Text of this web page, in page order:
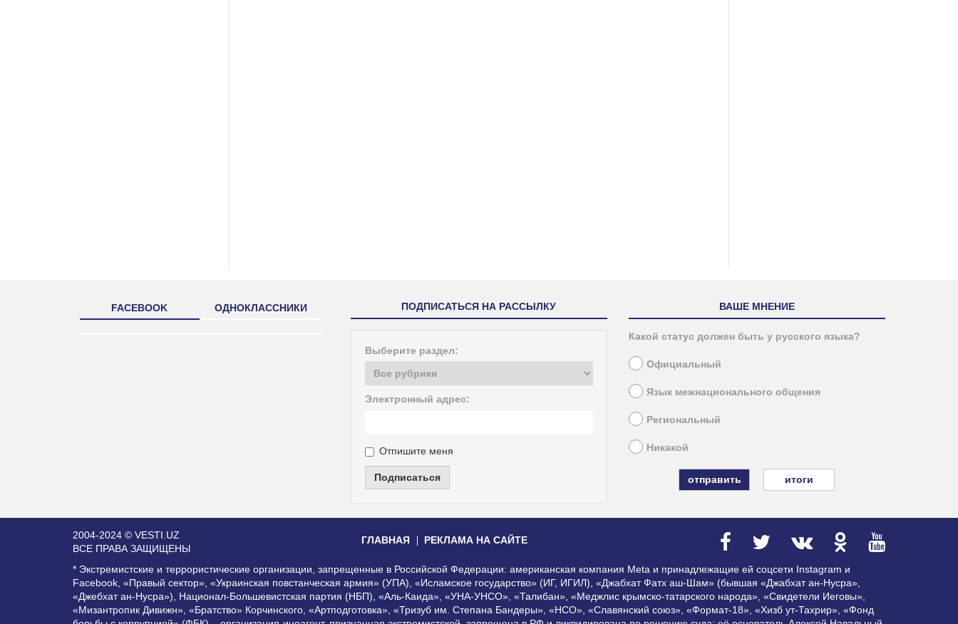
FACEBOOK ОДНОКЛАССНИКИ ПОДПИСАТЬСЯ НА РАССЫЛКУ
Выберите раздел:
Электронный адрес:
Отпишите меня
Подписаться
ВАШЕ МНЕНИЕ
Какой статус должен быть у русского языка?
Официальный
Язык межнационального общения
Региональный
Никакой
итоги
2004-2024 © VESTI.UZ
ВСЕ ПРАВА ЗАЩИЩЕНЫ
ГЛАВНАЯ РЕКЛАМА НА САЙТЕ
* Экстремистские и террористические организации, запрещенные в Российской Федерации: американская компания Meta и принадлежащие ей соцсети Instagram и
Facebook, «Правый сектор», «Украинская повстанческая армия» (УПА), «Исламское государство» (ИГ, ИГИЛ), «Джабхат Фатх аш-Шам» (бывшая «Джабхат ан-Нусра»,
«Джебхат ан-Нусра»), Национал-Большевистская партия (НБП), «Аль-Каида», «УНА-УНСО», «Талибан», «Меджлис крымско-татарского народа», «Свидетели Иеговы»,
«Мизантропик Дивижн», «Братство» Корчинского, «Артподготовка», «Тризуб им. Степана Бандеры», «НСО», «Славянский союз», «Формат-18», «Хизб ут-Тахрир», «Фонд